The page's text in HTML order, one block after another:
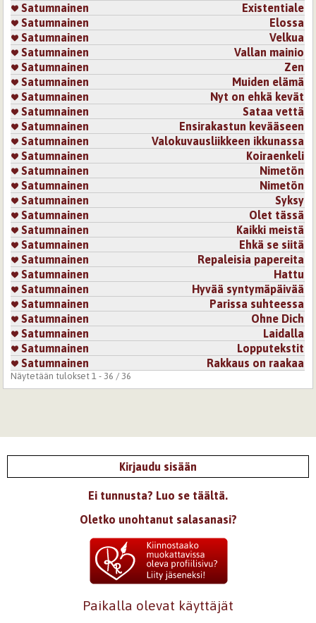
Satumnainen
Existentiale
Satumnainen
Elossa
Satumnainen
Velkua
Satumnainen
Vallan mainio
Satumnainen
Zen
Satumnainen
Muiden elämä
Satumnainen
Nyt on ehkä kevät
Satumnainen
Sataa vettä
Satumnainen
Ensirakastun kevääseen
Satumnainen
Valokuvausliikkeen ikkunassa
Satumnainen
Koiraenkeli
Satumnainen
Nimetön
Satumnainen
Nimetön
Satumnainen
Syksy
Satumnainen
Olet tässä
Satumnainen
Kaikki meistä
Satumnainen
Ehkä se siitä
Satumnainen
Repaleisia papereita
Satumnainen
Hattu
Satumnainen
Hyvää syntymäpäivää
Satumnainen
Parissa suhteessa
Satumnainen
Ohne Dich
Satumnainen
Laidalla
Satumnainen
Lopputekstit
Satumnainen
Rakkaus on raakaa
Näytetään tulokset 1 - 36 / 36
Kirjaudu sisään
Ei tunnusta? Luo se täältä.
Oletko unohtanut salasanasi?
Paikalla olevat käyttäjät